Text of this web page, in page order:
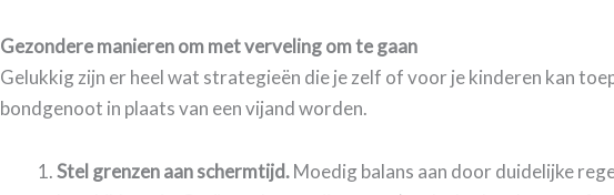
Gezondere manieren om met verveling om te gaan
Gelukkig zijn er heel wat strategieën die je zelf of voor je kinderen kan
bondgenoot in plaats van een vijand worden.
Stel grenzen aan schermtijd.Moedig balans aan door duidelijke